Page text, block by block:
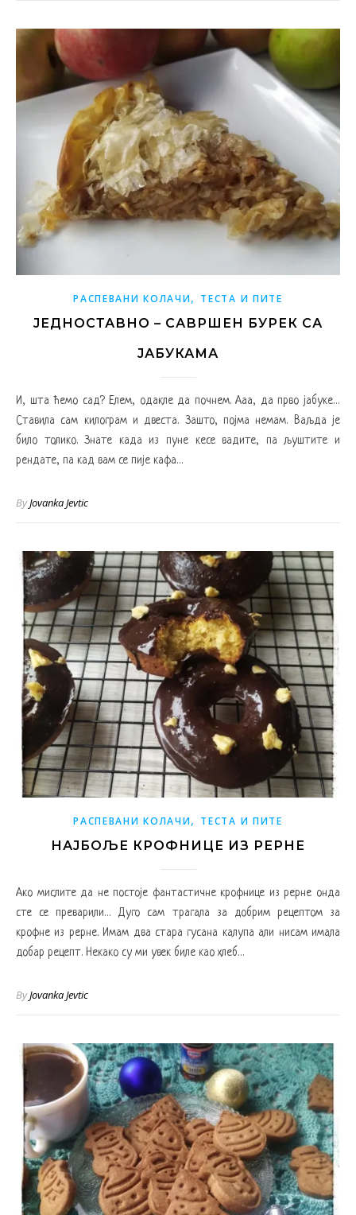
РАСПЕВАНИ КОЛАЧИ, ТЕСТА И ПИТЕ
ЈЕДНОСТАВНО – САВРШЕН БУРЕК СА
ЈАБУКАМА
И, шта ћемо сад? Елем, одакле да почнем. Ааа, да прво јабуке…
Ставила сам килограм и двеста. Зашто, појма немам. Ваљда је
било толико. Знате када из пуне кесе вадите, па љуштите и
рендате, па кад вам се пије кафа…
ByJovanka Jevtic
РАСПЕВАНИ КОЛАЧИ, ТЕСТА И ПИТЕ
НАЈБОЉЕ КРОФНИЦЕ ИЗ РЕРНЕ
Ако мислите да не постоје фантастичне крофнице из рерне онда
сте се преварили… Дуго сам трагала за добрим рецептом за
крофне из рерне. Имам два стара гусана калупа али нисам имала
добар рецепт. Некако су ми увек биле као хлеб…
ByJovanka Jevtic